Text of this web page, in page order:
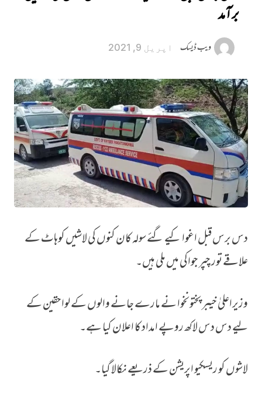
برآمد
ویب ڈیسک اپریل 9, 2021
دس برس قبل اغوا کیے گئے 16 کان کنوں کی لاشیں برآمد
دس برس قبل اغوا کیے گئے سولہ کان کنوں کی لاشیں کوہاٹ کے
علاقے تور چپر جواکی میں ملی ہیں۔
وزیراعلیٰ خیبر پختونخوا نے مارے جانے والوں کے لواحقین کے
لیے دس دس لاکھ روپے امداد کا اعلان کیا ہے۔
لاشوں کو ریسکیو اپریشن کے ذریعے نکالا گیا۔